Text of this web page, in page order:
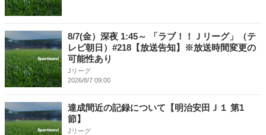
8/7(金）深夜 1:45～ 「ラブ！！Ｊリーグ」（テ
レビ朝日）#218【放送告知】※放送時間変更の
可能性あり
Jリーグ
2026/8/7 09:00
達成間近の記録について【明治安田Ｊ１ 第1
節】
Jリーグ